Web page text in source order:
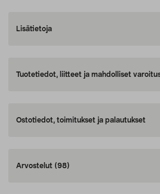
Lisätietoja
Tuotetiedot, liitteet ja mahdolliset
Ostotiedot, toimitukset ja palautukset
Arvostelut (98)